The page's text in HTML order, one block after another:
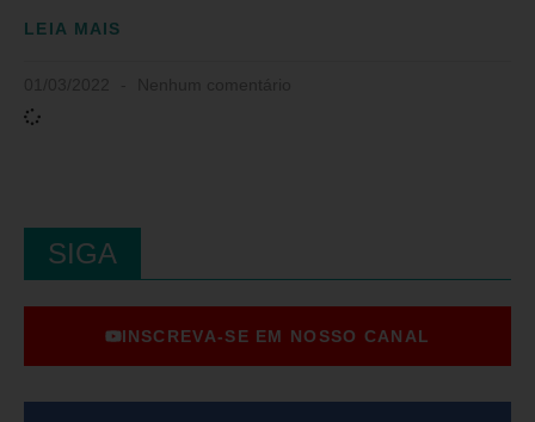
LEIA MAIS
SIGA
INSCREVA-SE EM NOSSO CANAL